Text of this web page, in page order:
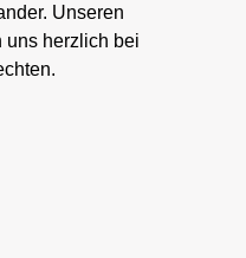
Unseren
uns herzlich bei